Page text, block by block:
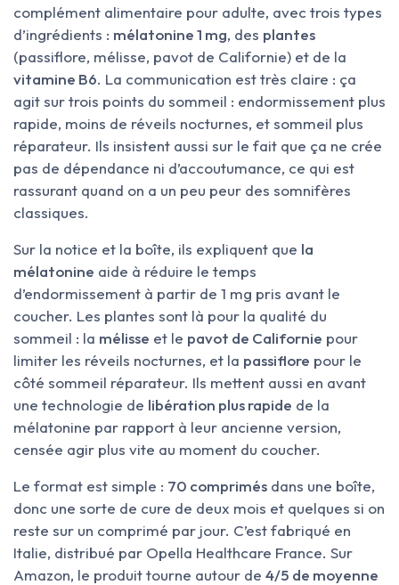
complément alimentaire pour adulte, avec trois types
d’ingrédients : mélatonine 1 mg, des plantes
(passiflore, mélisse, pavot de Californie) et de la
vitamine B6. La communication est très claire : ça
agit sur trois points du sommeil : endormissement plus
rapide, moins de réveils nocturnes, et sommeil plus
réparateur. Ils insistent aussi sur le fait que ça ne crée
pas de dépendance ni d’accoutumance, ce qui est
rassurant quand on a un peu peur des somnifères
classiques.
Sur la notice et la boîte, ils expliquent que la
mélatonine aide à réduire le temps
d’endormissement à partir de 1 mg pris avant le
coucher. Les plantes sont là pour la qualité du
sommeil : la mélisse et le pavot de Californie pour
limiter les réveils nocturnes, et la passiflore pour le
côté sommeil réparateur. Ils mettent aussi en avant
une technologie de libération plus rapide de la
mélatonine par rapport à leur ancienne version,
censée agir plus vite au moment du coucher.
Le format est simple : 70 comprimés dans une boîte,
donc une sorte de cure de deux mois et quelques si on
reste sur un comprimé par jour. C’est fabriqué en
Italie, distribué par Opella Healthcare France. Sur
Amazon, le produit tourne autour de 4/5 de moyenne